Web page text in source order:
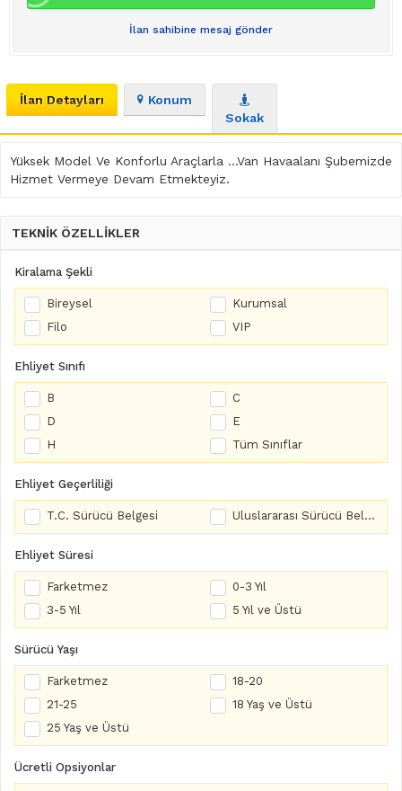
İlan sahibine mesaj gönder
İlan Detayları
Konum
Sokak
Yüksek Model Ve Konforlu Araçlarla ...Van Havaalanı Şubemizde
Hizmet Vermeye Devam Etmekteyiz.
TEKNİK ÖZELLİKLER
Kiralama Şekli
Bireysel
Kurumsal
Filo
VIP
Ehliyet Sınıfı
B
C
D
E
H
Tüm Sınıflar
Ehliyet Geçerliliği
T.C. Sürücü Belgesi Uluslararası Sürücü Belgesi
Ehliyet Süresi
Farketmez
0-3 Yıl
3-5 Yıl
5 Yıl ve Üstü
Sürücü Yaşı
Farketmez
18-20
21-25
18 Yaş ve Üstü
25 Yaş ve Üstü
Ücretli Opsiyonlar